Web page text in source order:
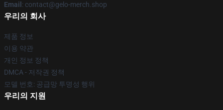
Email : contact@gelo-merch.shop
우리의 회사
제품 정보
이용 약관
개인 정보 정책
DMCA - 저작권 정책
모델 번호: 공급망 투명성 행위
우리의 지원